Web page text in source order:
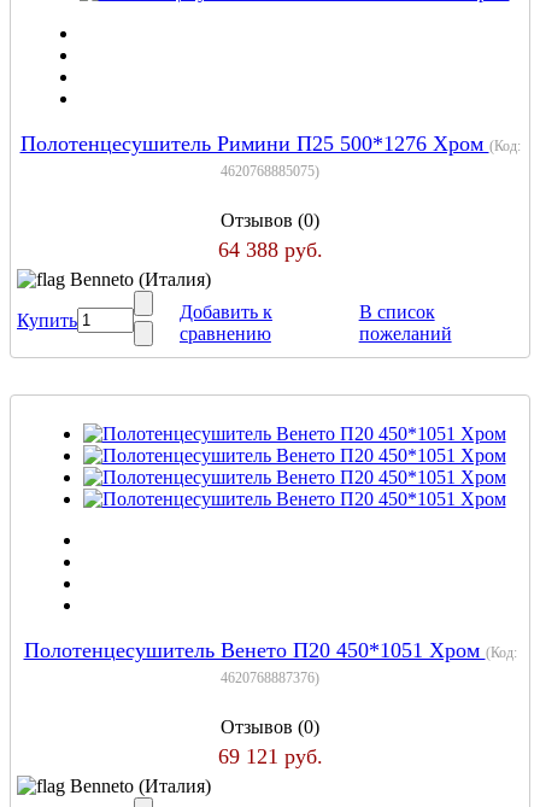
Полотенцесушитель Римини П25 500*1276 Хром (Код:
4620768885075)
Отзывов (0)
64 388 руб.
Benneto (Италия)
Купить
Добавить к
сравнению
В список
пожеланий
Полотенцесушитель Венето П20 450*1051 Хром (Код:
4620768887376)
Отзывов (0)
69 121 руб.
Benneto (Италия)